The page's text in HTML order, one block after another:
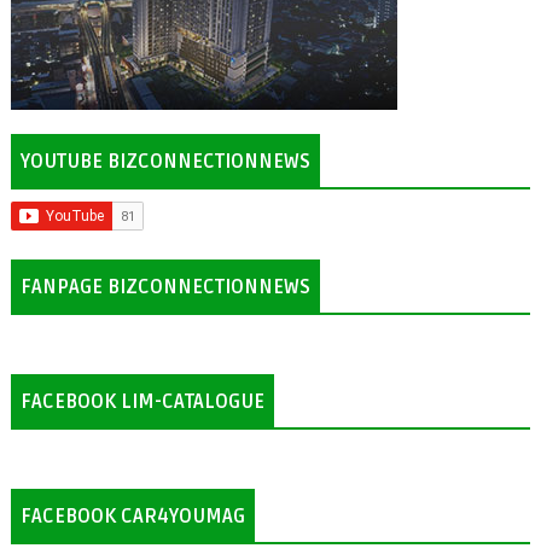
YOUTUBE BIZCONNECTIONNEWS
FANPAGE BIZCONNECTIONNEWS
FACEBOOK LIM-CATALOGUE
FACEBOOK CAR4YOUMAG